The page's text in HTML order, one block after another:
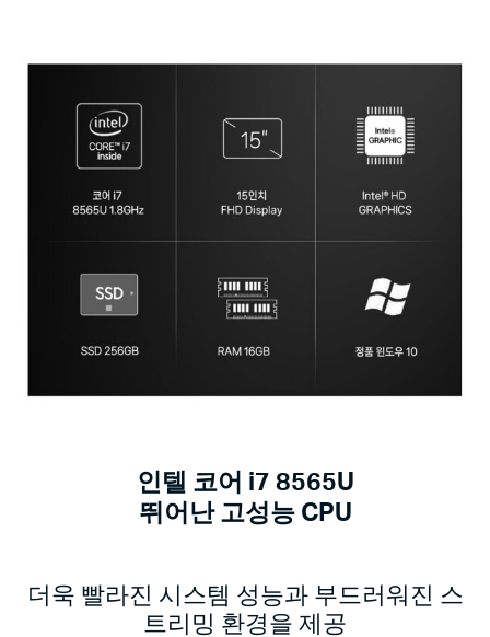
인텔 코어 i7 8565U
뛰어난 고성능 CPU
더욱 빨라진 시스템 성능과 부드러워진 스
트리밍 환경을 제공